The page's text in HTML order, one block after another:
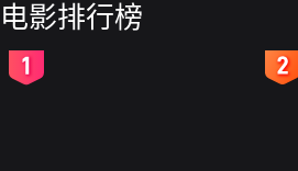
电影排行榜